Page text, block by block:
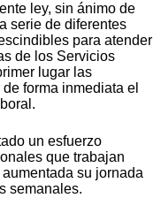
ley, sin ánimo de
serie de diferentes
para atender
de los Servicios
lugar las
forma inmediata el
un esfuerzo
que trabajan
su jornada
semanales.